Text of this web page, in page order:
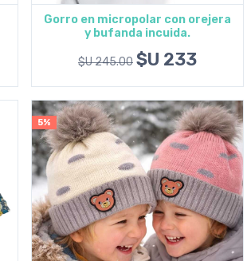
Agregar al carrito
Gorro en micropolar con orejera
y bufanda incuida.
$U 245.00 $U 233
5%